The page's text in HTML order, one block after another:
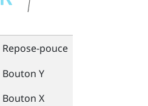
Repose-pouce
Bouton Y
Bouton X